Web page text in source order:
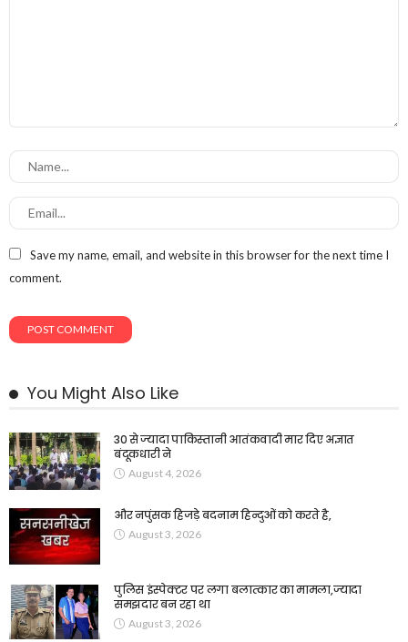
Save my name, email, and website in this browser for the next time I
comment.
You Might Also Like
30 से ज्यादा पाकिस्तानी आतंकवादी मार दिए अज्ञात
बंदूकधारी ने
August 4, 2026
और नपुंसक हिजड़े बदनाम हिन्दुओं को करते है,
August 3, 2026
पुलिस इंस्पेक्टर पर लगा बलात्कार का मामला,ज्यादा
समझदार बन रहा था
August 3, 2026